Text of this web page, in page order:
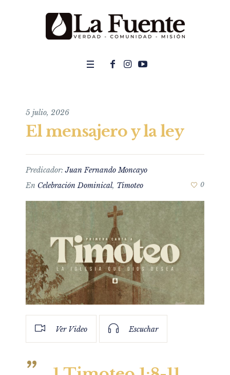
5 julio, 2026
El mensajero y la ley
Predicador:Juan Fernando Moncayo
En Celebración Dominical, Timoteo 0
Ver Video Escuchar